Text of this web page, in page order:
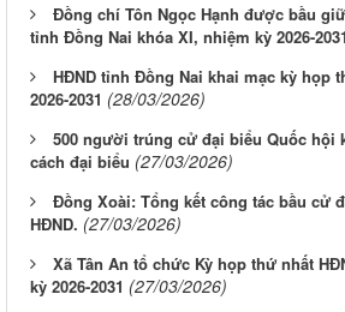
Đồng chí Tôn Ngọc Hạnh được bầu
tỉnh Đồng Nai khóa XI, nhiệm kỳ 2026-2031
HĐND tỉnh Đồng Nai khai mạc kỳ họp
2026-2031 (28/03/2026)
500 người trúng cử đại biểu Quốc hội
cách đại biểu (27/03/2026)
Đồng Xoài: Tổng kết công tác bầu cử
HĐND. (27/03/2026)
Xã Tân An tổ chức Kỳ họp thứ nhất
kỳ 2026-2031 (27/03/2026)